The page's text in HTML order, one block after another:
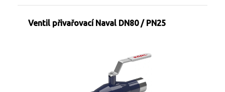
Ventil přivařovací Naval DN80 / PN25